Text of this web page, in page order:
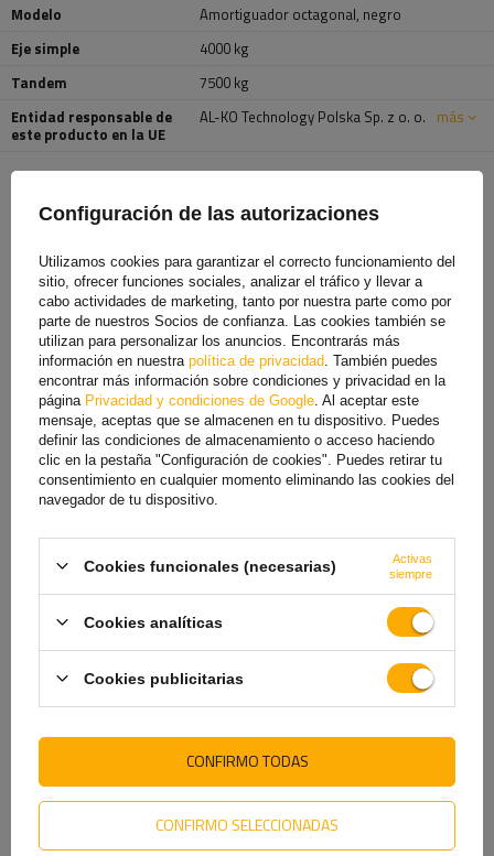
Modelo
Amortiguador octagonal, negro
Eje simple
4000 kg
Tandem
7500 kg
Entidad responsable de
este producto en la UE
AL-KO Technology Polska Sp. z o. o. más
TE VA A INTERESAR
Amortiguador hidráulico
PIVEXIN para ejes de
ejes simples y tándem
34,79 €
Amortiguador PIVEXIN para
tándem con suspensión
25,39 €
Configuración de las autorizaciones
Utilizamos cookies para garantizar el correcto funcionamiento del
sitio, ofrecer funciones sociales, analizar el tráfico y llevar a
cabo actividades de marketing, tanto por nuestra parte como por
parte de nuestros Socios de confianza. Las cookies también se
utilizan para personalizar los anuncios. Encontrarás más
información en nuestra política de privacidad . También puedes
encontrar más información sobre condiciones y privacidad en la
página Privacidad y condiciones de Google . Al aceptar este
mensaje, aceptas que se almacenen en tu dispositivo. Puedes
definir las condiciones de almacenamiento o acceso haciendo
clic en la pestaña "Configuración de cookies". Puedes retirar tu
consentimiento en cualquier momento eliminando las cookies del
navegador de tu dispositivo.
Cookies funcionales (necesarias)
Activas
siempre
Cookies analíticas
Cookies publicitarias
CONFIRMO SELECCIONADAS
CONFIRMO TODAS